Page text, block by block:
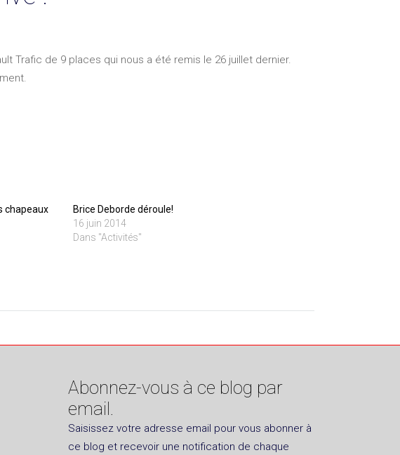
Trafic de 9 places qui nous a été remis le 26 juillet dernier.
chapeaux
Brice Deborde déroule!
16 juin 2014
Dans "Activités"
Abonnez-vous à ce blog par
email.
Saisissez votre adresse email pour vous abonner à
ce blog et recevoir une notification de chaque